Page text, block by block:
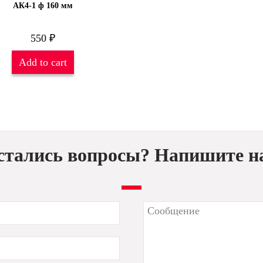
АК4-1 ф 160 мм
550 ₽
Add to cart
вопросы? Напишите